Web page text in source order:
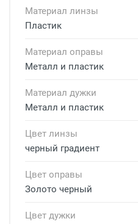
Материал линзы
Пластик
Материал оправы
Металл и пластик
Материал дужки
Металл и пластик
Цвет линзы
черный градиент
Цвет оправы
Золото черный
Цвет дужки